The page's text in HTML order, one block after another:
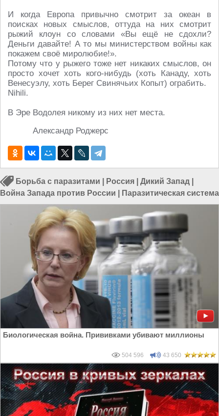
И когда Европа привычно смотрит за океан в
поисках новых смыслов, оттуда на них смотрит
рыжий клоун со словами «Вы ещё не сдохли?
Деньги давайте! А то мы министерством войны как
покажем своё миролюбие!».
Потому что у рыжего тоже нет никаких смыслов, он
просто хочет хоть кого-нибудь (хоть Канаду, хоть
Венесуэлу, хоть Берег Свинячьих Копыт) ограбить.
Nihili.
В Эре Водолея никому из них нет места.
Александр Роджерс
Борьба с паразитами Россия Дикий Запад
Война Запада против России
Паразитическая система
Биологическая война. Прививками убивают миллионы
504 596 43 650